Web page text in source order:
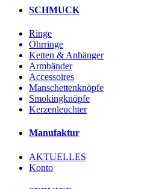
SCHMUCK
Ringe
Ohrringe
Ketten & Anhänger
Armbänder
Accessoires
Manschettenknöpfe
Smokingknöpfe
Kerzenleuchter
Manufaktur
AKTUELLES
Konto